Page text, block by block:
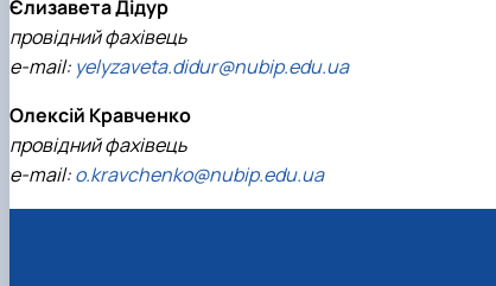
Єлизавета Дідур
провідний фахівець
e-mail: yelyzaveta.didur@nubip.edu.ua
Олексій Кравченко
провідний фахівець
e-mail:o.kravchenko@nubip.edu.ua